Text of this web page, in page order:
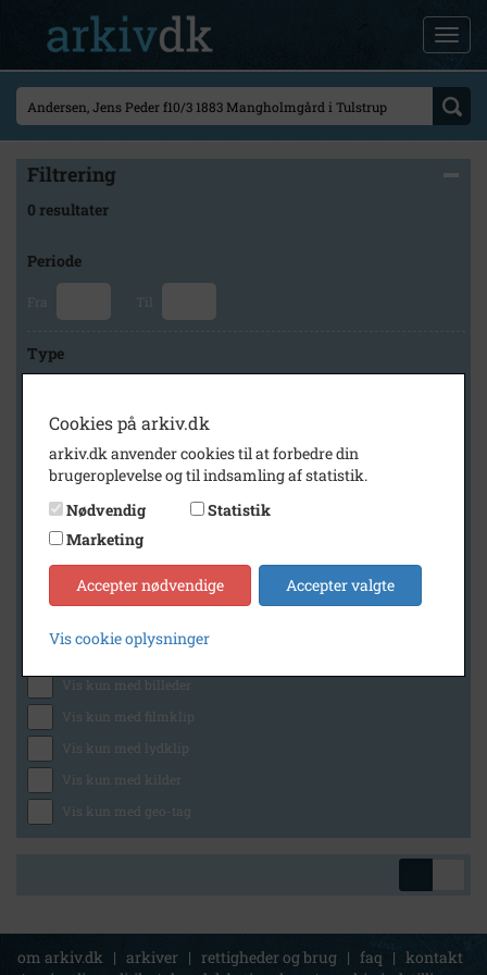
Filtrering
0 resultater
Periode
Fra Til
Type
Arkiv
Lokalarkivet Alsønderup -Tjæreby
Generelt
Vis kun med billeder
Vis kun med filmklip
Vis kun med lydklip
Vis kun med kilder
Vis kun med geo-tag
om arkiv.dk | arkiver | rettigheder og brug | faq | kontakt
Cookies på arkiv.dk
arkiv.dk anvender cookies til at forbedre din
brugeroplevelse og til indsamling af statistik.
Nødvendig
Statistik
Marketing
Accepter nødvendige Accepter valgte
Vis cookie oplysninger